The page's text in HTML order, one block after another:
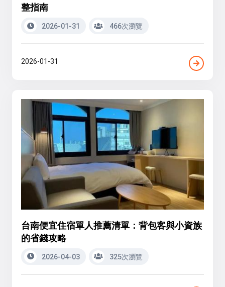
整指南
2026-01-31 466次瀏覽
2026-01-31
台南便宜住宿單人推薦清單：背包客與小資族
的省錢攻略
2026-04-03 325次瀏覽